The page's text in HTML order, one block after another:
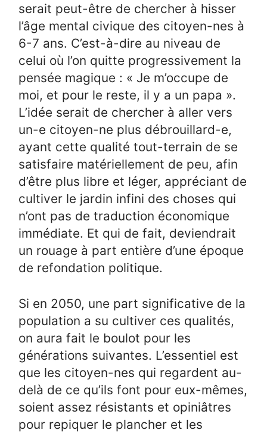
serait peut-être de chercher à hisser
l’âge mental civique des citoyen-nes à
6-7 ans. C’est-à-dire au niveau de
celui où l’on quitte progressivement la
pensée magique : « Je m’occupe de
moi, et pour le reste, il y a un papa ».
L’idée serait de chercher à aller vers
un-e citoyen-ne plus débrouillard-e,
ayant cette qualité tout-terrain de se
satisfaire matériellement de peu, afin
d’être plus libre et léger, appréciant de
cultiver le jardin infini des choses qui
n’ont pas de traduction économique
immédiate. Et qui de fait, deviendrait
un rouage à part entière d’une époque
de refondation politique.
Si en 2050, une part significative de la
population a su cultiver ces qualités,
on aura fait le boulot pour les
générations suivantes. L’essentiel est
que les citoyen-nes qui regardent au-
delà de ce qu’ils font pour eux-mêmes,
soient assez résistants et opiniâtres
pour repiquer le plancher et les